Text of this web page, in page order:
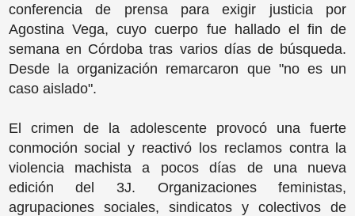
conferencia de prensa para exigir justicia por
Agostina Vega, cuyo cuerpo fue hallado el fin de
semana en Córdoba tras varios días de búsqueda.
Desde la organización remarcaron que "no es un
caso aislado".
El crimen de la adolescente provocó una fuerte
conmoción social y reactivó los reclamos contra la
violencia machista a pocos días de una nueva
edición del 3J. Organizaciones feministas,
agrupaciones sociales, sindicatos y colectivos de